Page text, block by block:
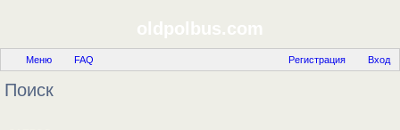
oldpolbus.com
Меню FAQ Вход
Регистрация
Поиск